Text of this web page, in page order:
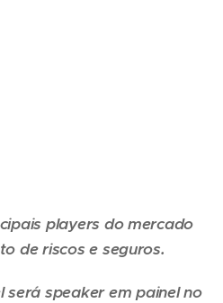
players do mercado
de riscos e seguros.
será speaker em painel no